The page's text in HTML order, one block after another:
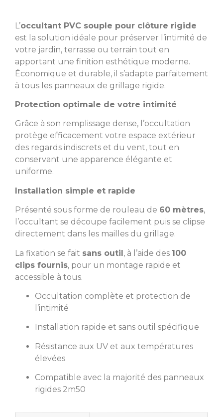
L’occultant PVC souple pour clôture rigide
est la solution idéale pour préserver l’intimité de
votre jardin, terrasse ou terrain tout en
apportant une finition esthétique moderne.
Économique et durable, il s’adapte parfaitement
à tous les panneaux de grillage rigide.
Protection optimale de votre intimité
Grâce à son remplissage dense, l’occultation
protège efficacement votre espace extérieur
des regards indiscrets et du vent, tout en
conservant une apparence élégante et
uniforme.
Installation simple et rapide
Présenté sous forme de rouleau de 60 mètres,
l’occultant se découpe facilement puis se clipse
directement dans les mailles du grillage.
La fixation se fait sans outil, à l’aide des 100
clips fournis, pour un montage rapide et
accessible à tous.
Occultation complète et protection de
l’intimité
Installation rapide et sans outil spécifique
Résistance aux UV et aux températures
élevées
Compatible avec la majorité des panneaux
rigides 2m50